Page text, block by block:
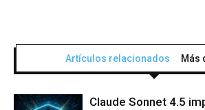
Artículos relacionados Más
Claude Sonnet 4.5